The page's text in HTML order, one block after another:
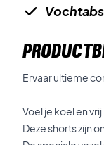
Ervaar ultieme
Voel je koel en vrij
Deze shorts zijn